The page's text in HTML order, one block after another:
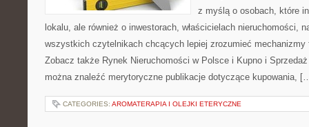
z myślą o osobach, które
lokalu, ale również o inwestorach, właścicielach nieruchomości,
wszystkich czytelnikach chcących lepiej zrozumieć mechanizmy
Zobacz także Rynek Nieruchomości w Polsce i Kupno i
można znaleźć merytoryczne publikacje dotyczące kupowania,
CATEGORIES: AROMATERAPIA I OLEJKI ETERYCZNE